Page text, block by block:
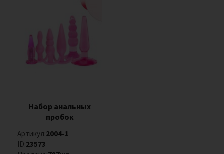
Набор анальных
пробок
Артикул:2004-1
ID:23573